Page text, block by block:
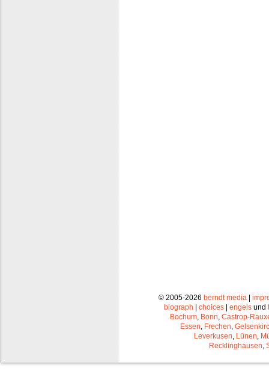
© 2005-2026 berndt media|
biograph
choices engels und
Bochum, Bonn, Castrop-
Essen, Frechen,
Leverkusen, Lünen,
Recklinghausen,